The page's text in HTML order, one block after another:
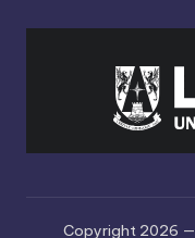
Copyright 2026 —